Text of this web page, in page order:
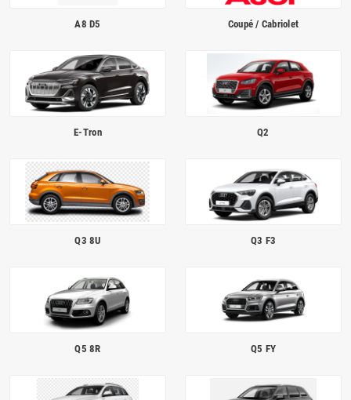
A8 D5 Coupé / Cabriolet
E-Tron Q2
Q3 8U Q3 F3
Q5 8R Q5 FY